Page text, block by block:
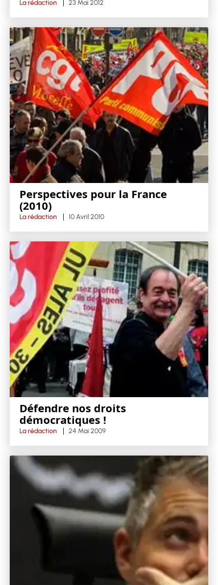
La rédaction 23 Mai 2012
Perspectives pour la France
(2010)
La rédaction 10 Avril 2010
Défendre nos droits
démocratiques !
La rédaction 24 Mai 2009